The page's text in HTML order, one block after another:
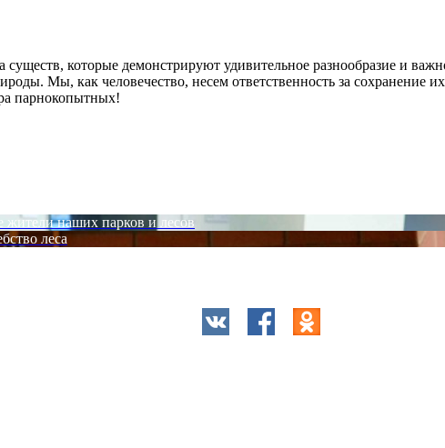
которые демонстрируют удивительное разнообразие и
Мы, как человечество, несем ответственность за сохранение
парнокопытных!
наших парков и лесов
леса